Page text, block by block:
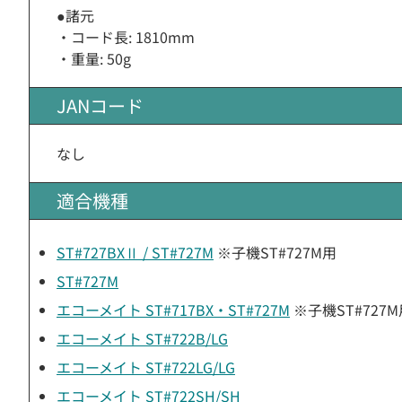
●諸元
・コード長: 1810mm
・重量: 50g
JANコード
なし
適合機種
ST#727BXⅡ / ST#727M ※子機ST#727M用
ST#727M
エコーメイト ST#717BX・ST#727M ※子機ST#727M
エコーメイト ST#722B/LG
エコーメイト ST#722LG/LG
エコーメイト ST#722SH/SH